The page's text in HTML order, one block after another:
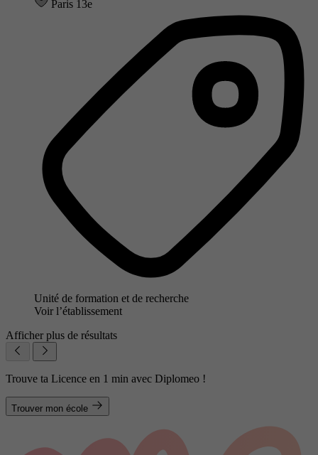
Paris 13e
Unité de formation et de recherche
Voir l’établissement
Afficher plus de résultats
Trouve ta Licence en 1 min avec Diplomeo !
Trouver mon école